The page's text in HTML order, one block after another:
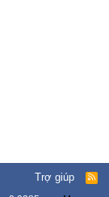
Trợ giúp
R